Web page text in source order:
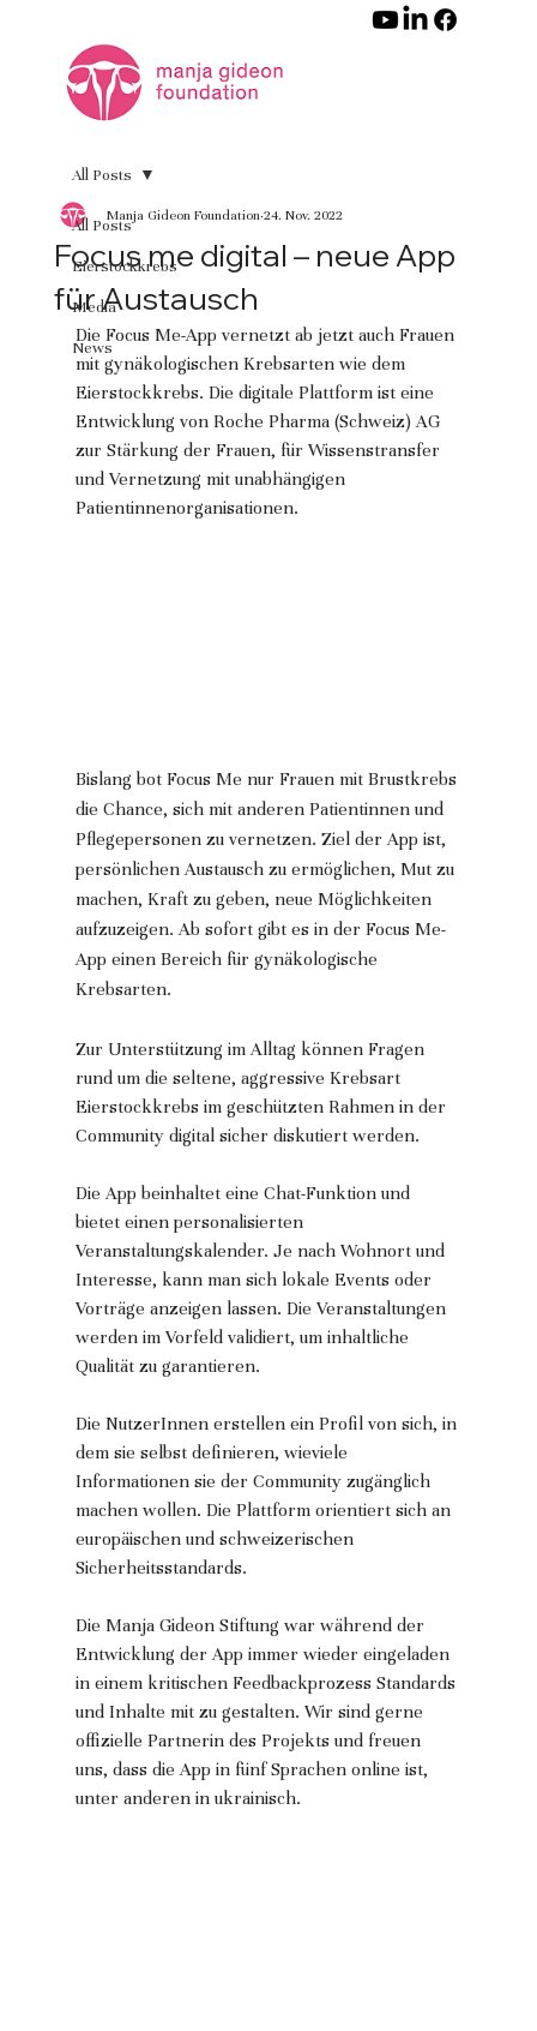
All Posts
Eierstockkrebs
Media
News
All Posts
Focus me digital – neue App
für Austausch
Manja Gideon Foundation 24. Nov. 2022
Die Focus Me-App vernetzt ab jetzt auch Frauen
mit gynäkologischen Krebsarten wie dem
Eierstockkrebs. Die digitale Plattform ist eine
Entwicklung von Roche Pharma (Schweiz) AG
zur Stärkung der Frauen, für Wissenstransfer
und Vernetzung mit unabhängigen
Patientinnenorganisationen.
Bislang bot Focus Me nur Frauen mit Brustkrebs
die Chance, sich mit anderen Patientinnen und
Pflegepersonen zu vernetzen. Ziel der App ist,
persönlichen Austausch zu ermöglichen, Mut zu
machen, Kraft zu geben, neue Möglichkeiten
aufzuzeigen. Ab sofort gibt es in der Focus Me-
App einen Bereich für gynäkologische
Krebsarten.
Zur Unterstützung im Alltag können Fragen
rund um die seltene, aggressive Krebsart
Eierstockkrebs im geschützten Rahmen in der
Community digital sicher diskutiert werden.
Die App beinhaltet eine Chat-Funktion und
bietet einen personalisierten
Veranstaltungskalender. Je nach Wohnort und
Interesse, kann man sich lokale Events oder
Vorträge anzeigen lassen. Die Veranstaltungen
werden im Vorfeld validiert, um inhaltliche
Qualität zu garantieren.
Die NutzerInnen erstellen ein Profil von sich, in
dem sie selbst definieren, wieviele
Informationen sie der Community zugänglich
machen wollen. Die Plattform orientiert sich an
europäischen und schweizerischen
Sicherheitsstandards.
Die Manja Gideon Stiftung war während der
Entwicklung der App immer wieder eingeladen
in einem kritischen Feedbackprozess Standards
und Inhalte mit zu gestalten. Wir sind gerne
offizielle Partnerin des Projekts und freuen
uns, dass die App in fünf Sprachen online ist,
unter anderen in ukrainisch.